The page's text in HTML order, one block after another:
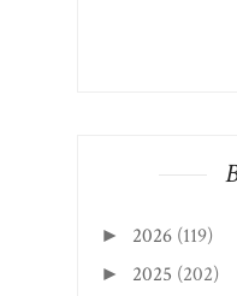
► 2026 (119)
► 2025 (202)